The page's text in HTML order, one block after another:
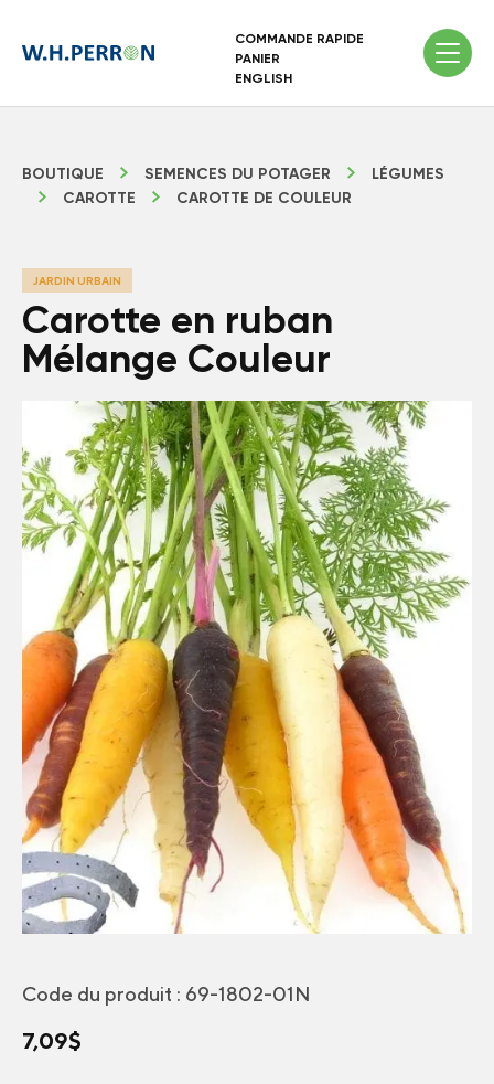
COMMANDE RAPIDE
PANIER
ENGLISH
BOUTIQUE SEMENCES DU POTAGER
LÉGUMES
CAROTTE
CAROTTE DE COULEUR
JARDIN URBAIN
Carotte en ruban
Mélange Couleur
Code du produit : 69-1802-01N
7,09$